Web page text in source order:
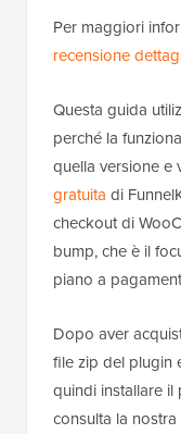
Per maggiori
recensione
Questa guida
perché la
quella versione e
gratuita di
checkout di
bump, che è il
piano a
Dopo aver
file zip del plugin
quindi installare il
consulta la